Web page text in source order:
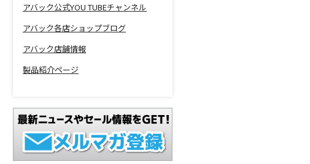
アバック公式YOU TUBEチャンネル
アバック各店ショップブログ
アバック店舗情報
製品紹介ページ